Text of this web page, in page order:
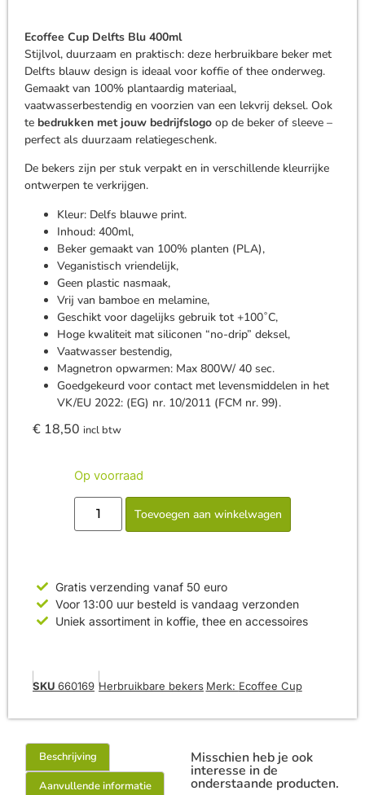
Ecoffee Cup Delfts Blu 400ml
Stijlvol, duurzaam en praktisch: deze herbruikbare beker met
Delfts blauw design is ideaal voor koffie of thee onderweg.
Gemaakt van 100% plantaardig materiaal,
vaatwasserbestendig en voorzien van een lekvrij deksel. Ook
te bedrukken met jouw bedrijfslogo op de beker of sleeve –
perfect als duurzaam relatiegeschenk.
De bekers zijn per stuk verpakt en in verschillende kleurrijke
ontwerpen te verkrijgen.
Kleur: Delfs blauwe print.
Inhoud: 400ml,
Beker gemaakt van 100% planten (PLA),
Veganistisch vriendelijk,
Geen plastic nasmaak,
Vrij van bamboe en melamine,
Geschikt voor dagelijks gebruik tot +100˚C,
Hoge kwaliteit mat siliconen “no-drip” deksel,
Vaatwasser bestendig,
Magnetron opwarmen: Max 800W/ 40 sec.
Goedgekeurd voor contact met levensmiddelen in het
VK/EU 2022: (EG) nr. 10/2011 (FCM nr. 99).
€ 18,50 incl btw
Op voorraad
Toevoegen aan winkelwagen
Gratis verzending vanaf 50 euro
Voor 13:00 uur besteld is vandaag verzonden
Uniek assortiment in koffie, thee en accessoires
SKU 660169 Herbruikbare bekers Merk: Ecoffee Cup
Beschrijving
Aanvullende informatie
Misschien heb je ook
interesse in de
onderstaande producten.